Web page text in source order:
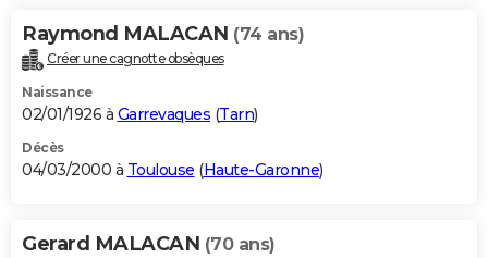
Raymond MALACAN (74 ans)
Créer une cagnotte obsèques
Naissance
02/01/1926 à Garrevaques (Tarn)
Décès
04/03/2000 à Toulouse (Haute-Garonne)
Gerard MALACAN (70 ans)